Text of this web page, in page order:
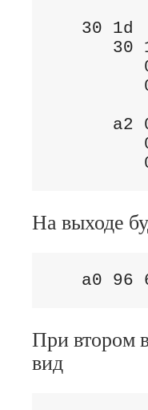
   30 1d
30
a2
На выходе
a0 96
При втором
вид